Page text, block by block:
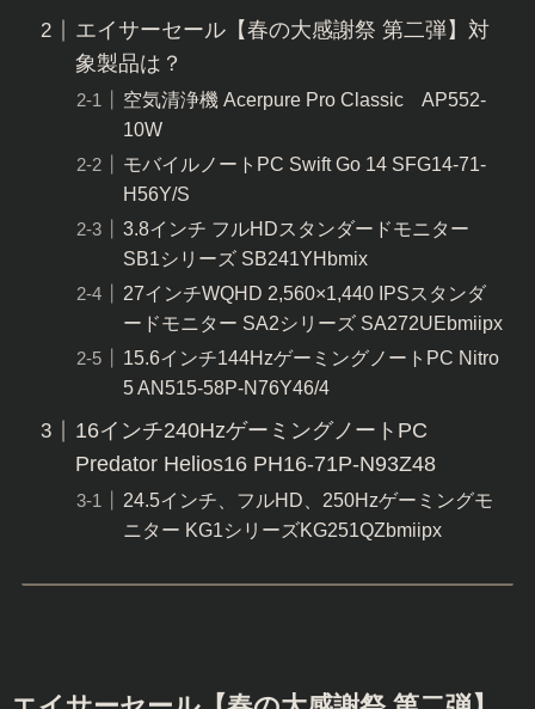
エイサーセール【春の大感謝祭 第二弾】対
象製品は？
空気清浄機 Acerpure Pro Classic AP552-
10W
モバイルノートPC Swift Go 14 SFG14-71-
H56Y/S
3.8インチ フルHDスタンダードモニター
SB1シリーズ SB241YHbmix
27インチWQHD 2,560×1,440 IPSスタンダ
ードモニター SA2シリーズ SA272UEbmiipx
15.6インチ144HzゲーミングノートPC Nitro
5 AN515-58P-N76Y46/4
16インチ240HzゲーミングノートPC
Predator Helios16 PH16-71P-N93Z48
24.5インチ、フルHD、250Hzゲーミングモ
ニター KG1シリーズKG251QZbmiipx